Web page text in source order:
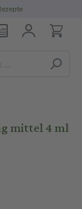
mittel 4 ml